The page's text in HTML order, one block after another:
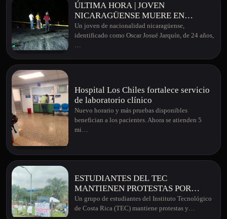
ÚLTIMA HORA | JOVEN
NICARAGÜENSE MUERE EN
APARATOSO ACCIDENTE EN
MONTERREY DE SAN CARLOS
Un joven de nacionalidad nicaragüense,
identificado como Oscar Josué Jarquín, de 24 años,
…
Hospital Los Chiles fortalece servicio
de laboratorio clínico
Nuevo horario y más pruebas disponibles
benefician a los pacientes. Ahora se atienden 5
mi…
ESTUDIANTES DEL TEC
MANTIENEN PROTESTAS POR
RECORTES EN BECAS
SOCIOECONÓMICAS
Un grupo de estudiantes del Instituto Tecnológico
de Costa Rica (TEC) mantiene protestas y…